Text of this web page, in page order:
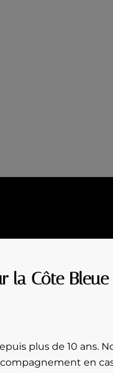
la Côte Bleue
plus de 10 ans.
en